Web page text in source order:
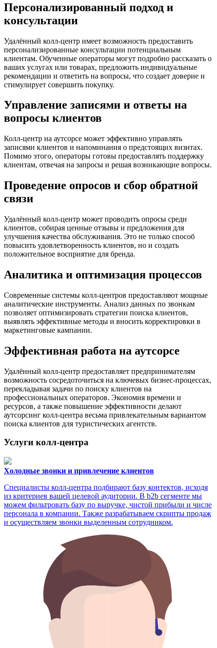
Персонализированный подход и
консультации
Удалённый колл-центр имеет возможность предоставить
персонализированные консультации потенциальным
клиентам. Обученные операторы могут подробно рассказать о
ваших услугах или товарах, предложить индивидуальные
рекомендации и ответить на вопросы, что создает доверие и
стимулирует совершить покупку.
Управление записями и ответы на
вопросы клиентов
Колл-центр на аутсорсе может эффективно управлять
записями клиентов и напоминания о предстоящих визитах.
Помимо этого, операторы готовы предоставлять поддержку
клиентам, отвечая на запросы и решая возникающие вопросы.
Проведение опросов и сбор обратной
связи
Удалённый колл-центр может проводить опросы среди
клиентов, собирая ценные отзывы и предложения для
улучшения качества обслуживания. Это не только способ
повысить удовлетворенность клиентов, но и создать
положительное восприятие для бренда.
Аналитика и оптимизация процессов
Современные системы колл-центров предоставляют мощные
аналитические инструменты. Анализ данных по звонкам
позволяет оптимизировать стратегии поиска клиентов,
выявлять эффективные методы и вносить корректировки в
маркетинговые кампании.
Эффективная работа на аутсорсе
Удалённый колл-центр предоставляет предпринимателям
возможность сосредоточиться на ключевых бизнес-процессах,
перекладывая задачи по поиску клиентов на
профессиональных операторов. Экономия времени и
ресурсов, а также повышение эффективности делают
аутсорсинг колл-центра весьма привлекательным вариантом
поиска клиентов для туристических агентств.
Услуги колл-центра
Холодные звонки и привлечение клиентов
Специалисты колл-центра подбирают базу контектов, исходя
из критериев вашей целевой аудитории. В b2b сегменте мы
можем фильтровать базу по выручке, чистой прибыли и числе
персонала в компании. Также разрабатываем скрипты продаж
и осуществляем звонки выделенным сотрудником.